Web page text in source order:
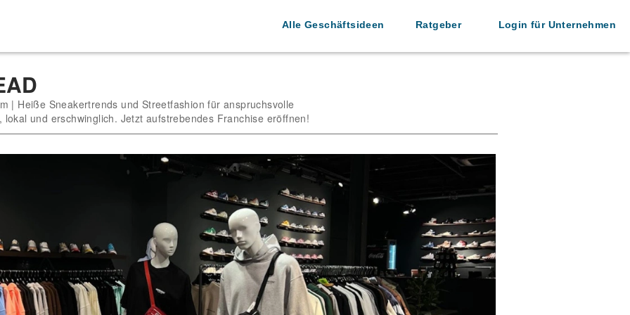
Alle Geschäftsideen Ratgeber Login für Unternehmen
| Heiße Sneakertrends und Streetfashion für anspruchsvolle
lokal und erschwinglich. Jetzt aufstrebendes Franchise eröffnen!